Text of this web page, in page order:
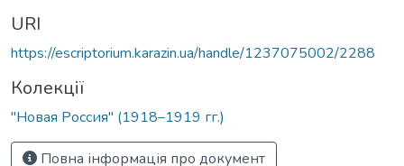
URI
https://escriptorium.karazin.ua/handle/1237075002/2288
Колекції
"Новая Россия" (1918–1919 гг.)
Повна інформація про документ